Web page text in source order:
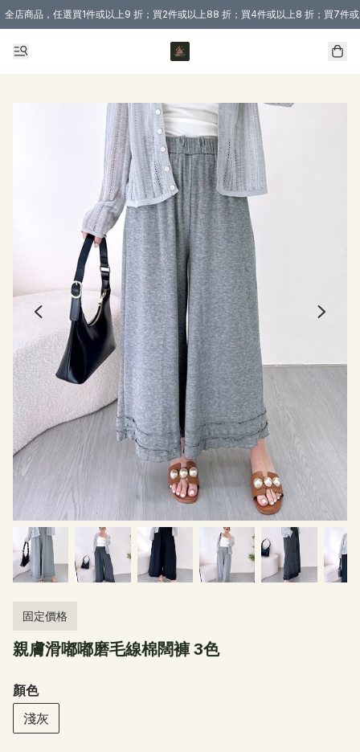
全店商品，任選買1件或以上9 折；買2件或以上88 折；買4件或以上8 折；買7件
購買 3 件商品或以上即享免運費優惠！（適用於 本地送貨、本地取貨 )
固定價格
親膚滑嘟嘟磨毛線棉闊褲 3色
顏色
淺灰